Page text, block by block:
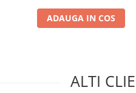
ADAUGA IN COS
ALTI